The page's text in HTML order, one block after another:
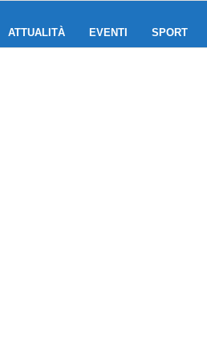
ATTUALITÀ EVENTI SPORT